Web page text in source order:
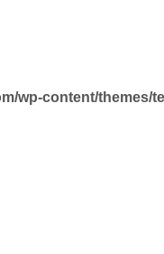
wp-content/themes/